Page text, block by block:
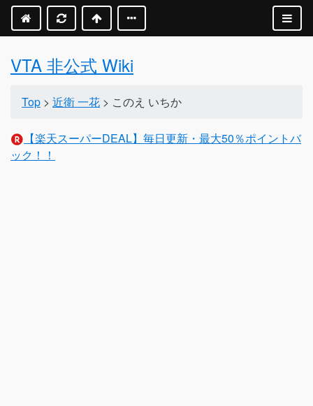
VTA 非公式 Wiki
Top > 近衛 一花 > このえ いちか
【楽天スーパーDEAL】毎日更新・最大50％ポイントバ
ック！！